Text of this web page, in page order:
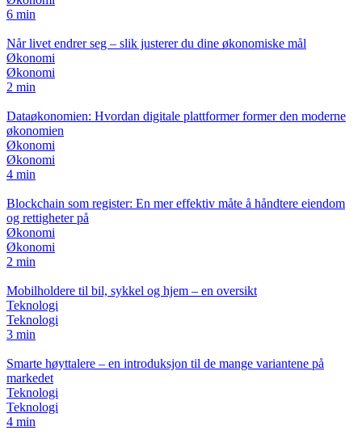
6 min
Når livet endrer seg – slik justerer du dine økonomiske mål
Økonomi
Økonomi
2 min
Dataøkonomien: Hvordan digitale plattformer former den moderne
økonomien
Økonomi
Økonomi
4 min
Blockchain som register: En mer effektiv måte å håndtere eiendom
og rettigheter på
Økonomi
Økonomi
2 min
Mobilholdere til bil, sykkel og hjem – en oversikt
Teknologi
Teknologi
3 min
Smarte høyttalere – en introduksjon til de mange variantene på
markedet
Teknologi
Teknologi
4 min